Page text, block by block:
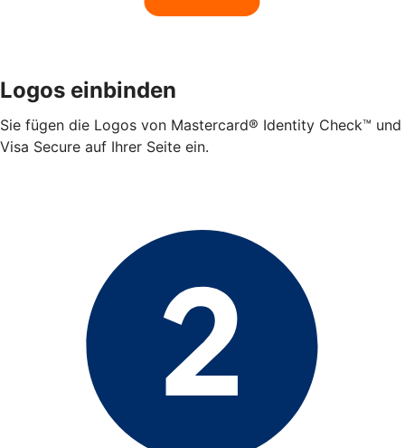
Logos einbinden
Sie fügen die Logos von Mastercard® Identity Check™ und
Visa Secure auf Ihrer Seite ein.